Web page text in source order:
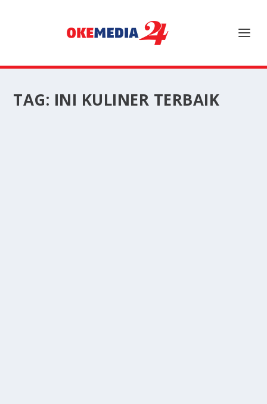
TAG: INI KULINER TERBAIK